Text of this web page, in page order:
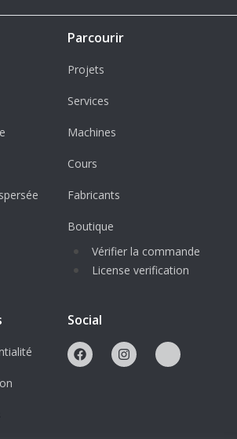
Parcourir
Projets
Services
Machines
Cours
Fabricants
Boutique
Vérifier la commande
License verification
Social